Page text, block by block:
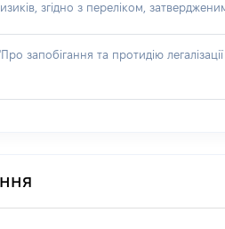
згідно з переліком,
запобігання та протидію